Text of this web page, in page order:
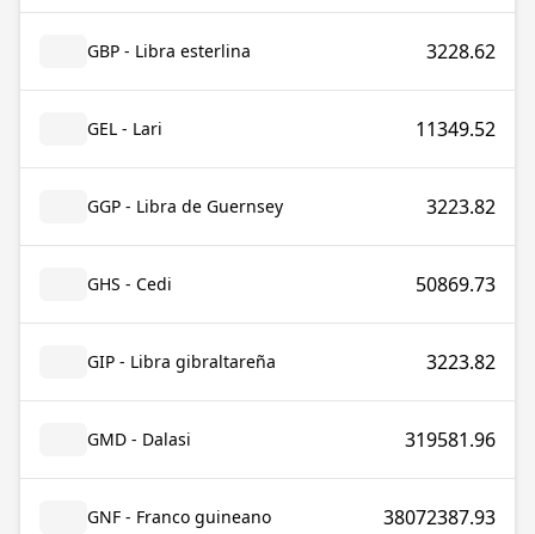
GBP - Libra esterlina 3228.62
GEL - Lari 11349.52
GGP - Libra de Guernsey 3223.82
GHS - Cedi 50869.73
GIP - Libra gibraltareña 3223.82
GMD - Dalasi 319581.96
GNF - Franco guineano 38072387.93